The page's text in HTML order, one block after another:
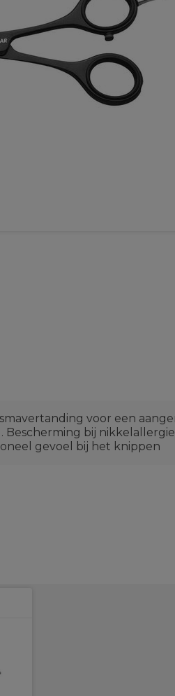
voor een
Bescherming bij nikkelallergie
gevoel bij het knippen